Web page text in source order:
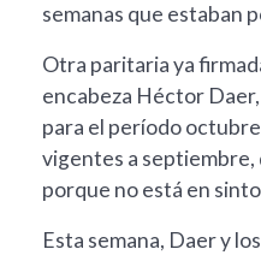
semanas que estaban
Otra paritaria ya
encabeza Héctor
para el período
vigentes a septiembre,
porque no está en
Esta semana, Daer y